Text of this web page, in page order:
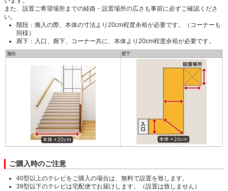
また、設置ご希望場所までの経路・設置場所の広さも事前に必ずご確認くださ
い。
階段：搬入の際、本体の寸法より20cm程度余裕が必要です。（コーナーも
同様）
廊下：入口、廊下、コーナー共に、本体より20cm程度余裕が必要です。
ご購入時のご注意
40型以上のテレビをご購入の場合は、無料で設置を致します。
39型以下のテレビは宅配便でお届けします。（設置は致しません）